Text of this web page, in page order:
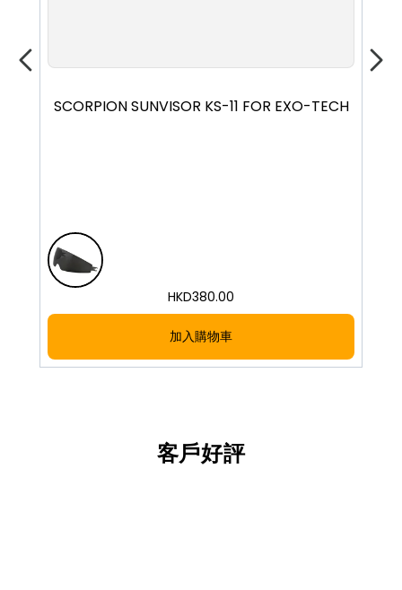
SCORPION SUNVISOR KS-11 FOR EXO-TECH
HKD380.00
加入購物車
客戶好評